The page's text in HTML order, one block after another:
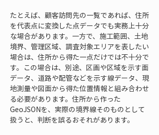
たとえば、顧客訪問先の一覧であれば、住所
を代表点に変換した点データでも実務上十分
な場合があります。一方で、施工範囲、土地
境界、管理区域、調査対象エリアを表したい
場合は、住所から得た一点だけでは不十分で
す。この場合は、別途、区画や区域を示す面
データ、道路や配管などを示す線データ、現
地測量や図面から得た位置情報と組み合わせ
る必要があります。住所から作った
GeoJSONを、実際の境界線そのものとして
扱うと、判断を誤るおそれがあります。